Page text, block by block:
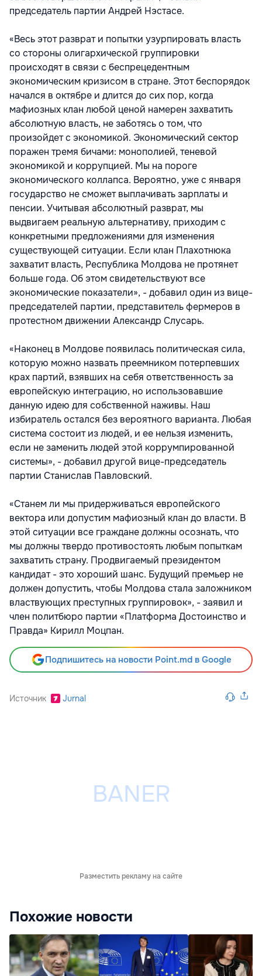
председатель партии Андрей Нэстасе.
«Весь этот разврат и попытки узурпировать власть
со стороны олигархической группировки
происходят в связи с беспрецедентным
экономическим кризисом в стране. Этот беспорядок
начался в октябре и длится до сих пор, когда
мафиозных клан любой ценой намерен захватить
абсолютную власть, не заботясь о том, что
произойдет с экономикой. Экономический сектор
поражен тремя бичами: монополией, теневой
экономикой и коррупцией. Мы на пороге
экономического коллапса. Вероятно, уже с января
государство не сможет выплачивать зарплаты и
пенсии. Учитывая абсолютный разврат, мы
выдвигаем реальную альтернативу, приходим с
конкретными предложениями для изменения
существующей ситуации. Если клан Плахотнюка
захватит власть, Республика Молдова не протянет
больше года. Об этом свидетельствуют все
экономические показатели», - добавил один из вице-
председателей партии, представитель фермеров в
протестном движении Александр Слусарь.
«Наконец в Молдове появилась политическая сила,
которую можно назвать преемником потерпевших
крах партий, взявших на себя ответственность за
европейскую интеграцию, но использовавшие
данную идею для собственной наживы. Наш
избиратель остался без вероятного варианта. Любая
система состоит из людей, и ее нельзя изменить,
если не заменить людей этой коррумпированной
системы», - добавил другой вице-председатель
партии Станислав Павловский.
«Станем ли мы придерживаться европейского
вектора или допустим мафиозный клан до власти. В
этой ситуации все граждане должны осознать, что
мы должны твердо противостоять любым попыткам
захватить страну. Продвигаемый президентом
кандидат - это хороший шанс. Будущий премьер не
должен допустить, чтобы Молдова стала заложником
властвующих преступных группировок», - заявил и
член политбюро партии «Платформа Достоинство и
Правда» Кирилл Моцпан.
Подпишитесь на новости Point.md в Google
Источник Jurnal
Разместить рекламу на сайте
Похожие новости